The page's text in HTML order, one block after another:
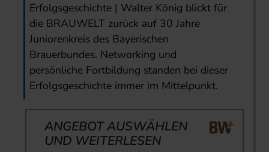
Erfolgsgeschichte | Walter König blickt für
die BRAUWELT zurück auf 30 Jahre
Juniorenkreis des Bayerischen
Brauerbundes. Networking und
persönliche Fortbildung standen bei dieser
Erfolgs­geschichte immer im Mittelpunkt.
ANGEBOT AUSWÄHLEN
UND WEITERLESEN